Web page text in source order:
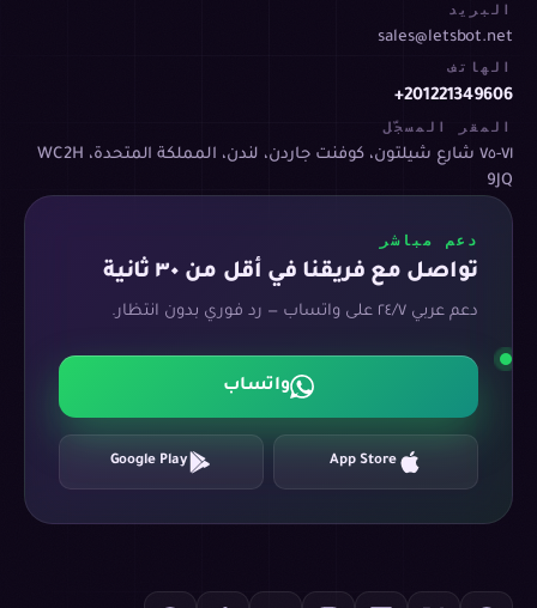
البريد
sales@letsbot.net
الهاتف
+201221349606
المقر المسجّل
٧١-٧٥ شارع شيلتون، كوفنت جاردن، لندن، المملكة المتحدة، WC2H
9JQ
دعم مباشر
تواصل مع فريقنا في أقل من ٣٠ ثانية
دعم عربي ٢٤/٧ على واتساب — رد فوري بدون انتظار.
واتساب
App Store
Google Play